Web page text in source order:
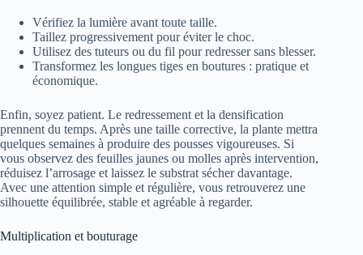
Vérifiez la lumière avant toute taille.
Taillez progressivement pour éviter le choc.
Utilisez des tuteurs ou du fil pour redresser sans blesser.
Transformez les longues tiges en boutures : pratique et
économique.
Enfin, soyez patient. Le redressement et la densification
prennent du temps. Après une taille corrective, la plante mettra
quelques semaines à produire des pousses vigoureuses. Si
vous observez des feuilles jaunes ou molles après intervention,
réduisez l’arrosage et laissez le substrat sécher davantage.
Avec une attention simple et régulière, vous retrouverez une
silhouette équilibrée, stable et agréable à regarder.
Multiplication et bouturage